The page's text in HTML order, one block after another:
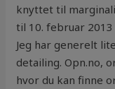
knyttet til
til 10. februar 2013
Jeg har generelt
detailing. Opn.no,
hvor du kan finne